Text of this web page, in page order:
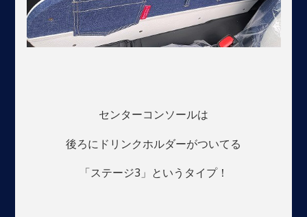
センターコンソールは
後ろにドリンクホルダーがついてる
「ステージ3」というタイプ！